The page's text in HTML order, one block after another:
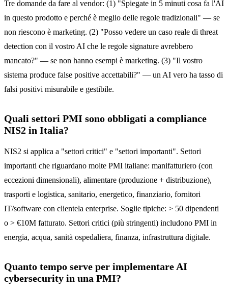
Tre domande da fare al vendor: (1) "Spiegate in 5 minuti cosa fa l'AI
in questo prodotto e perché è meglio delle regole tradizionali" — se
non riescono è marketing. (2) "Posso vedere un caso reale di threat
detection con il vostro AI che le regole signature avrebbero
mancato?" — se non hanno esempi è marketing. (3) "Il vostro
sistema produce false positive accettabili?" — un AI vero ha tasso di
falsi positivi misurabile e gestibile.
Quali settori PMI sono obbligati a compliance
NIS2 in Italia?
NIS2 si applica a "settori critici" e "settori importanti". Settori
importanti che riguardano molte PMI italiane: manifatturiero (con
eccezioni dimensionali), alimentare (produzione + distribuzione),
trasporti e logistica, sanitario, energetico, finanziario, fornitori
IT/software con clientela enterprise. Soglie tipiche: > 50 dipendenti
o > €10M fatturato. Settori critici (più stringenti) includono PMI in
energia, acqua, sanità ospedaliera, finanza, infrastruttura digitale.
Quanto tempo serve per implementare AI
cybersecurity in una PMI?